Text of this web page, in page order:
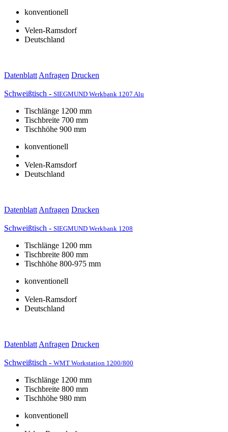
konventionell
Velen-Ramsdorf
Deutschland
Datenblatt Anfragen Drucken
Schweißtisch - SIEGMUND Werkbank 1207 Alu
Tischlänge 1200 mm
Tischbreite 700 mm
Tischhöhe 900 mm
konventionell
Velen-Ramsdorf
Deutschland
Datenblatt Anfragen Drucken
Schweißtisch - SIEGMUND Werkbank 1208
Tischlänge 1200 mm
Tischbreite 800 mm
Tischhöhe 800-975 mm
konventionell
Velen-Ramsdorf
Deutschland
Datenblatt Anfragen Drucken
Schweißtisch - WMT Workstation 1200/800
Tischlänge 1200 mm
Tischbreite 800 mm
Tischhöhe 980 mm
konventionell